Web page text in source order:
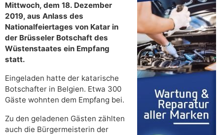
Mittwoch, dem 18. Dezember
2019, aus Anlass des
Nationalfeiertages von Katar in
der Brüsseler Botschaft des
Wüstenstaates ein Empfang
statt.
Eingeladen hatte der katarische
Botschafter in Belgien. Etwa 300
Gäste wohnten dem Empfang bei.
Zu den geladenen Gästen zählten
auch die Bürgermeisterin der